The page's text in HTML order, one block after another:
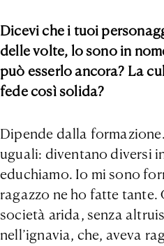
Dicevi che i tuoi
delle volte, lo sono in
può esserlo ancora? La
fede così solida?
Dipende dalla
uguali: diventano diversi
educhiamo. Io mi sono
ragazzo ne ho fatte tante.
società arida, senza
nell’ignavia, che, aveva